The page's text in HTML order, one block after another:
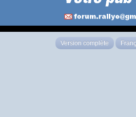
Version complète